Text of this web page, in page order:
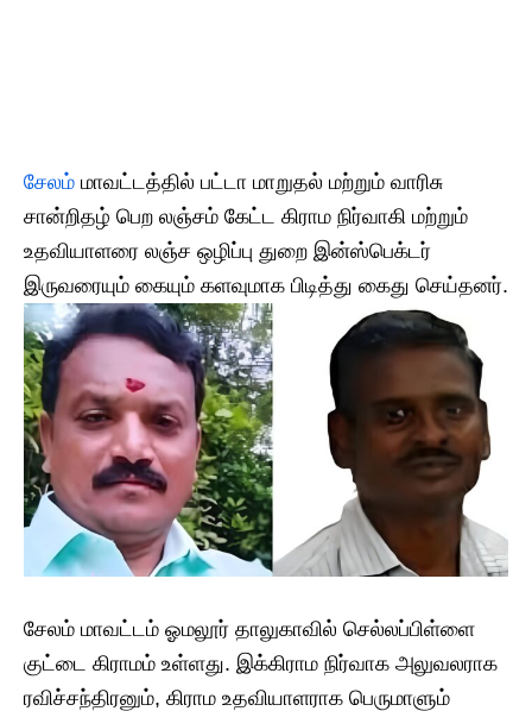
சேலம் மாவட்டத்தில் பட்டா மாறுதல் மற்றும் வாரிசு
சான்றிதழ் பெற லஞ்சம் கேட்ட கிராம நிர்வாகி மற்றும்
உதவியாளரை லஞ்ச ஒழிப்பு துறை இன்ஸ்பெக்டர்
இருவரையும் கையும் களவுமாக பிடித்து கைது செய்தனர்.
சேலம் மாவட்டம் ஓமலூர் தாலுகாவில் செல்லப்பிள்ளை
குட்டை கிராமம் உள்ளது. இக்கிராம நிர்வாக அலுவலராக
ரவிச்சந்திரனும், கிராம உதவியாளராக பெருமாளும்